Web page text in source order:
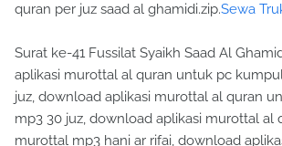
quran per juz saad al ghamidi.zip.Sewa
Surat ke-41 Fussilat Syaikh Saad Al
aplikasi murottal al quran untuk pc
juz, download aplikasi murottal al quran
mp3 30 juz, download aplikasi murottal al
murottal mp3 hani ar rifai, download